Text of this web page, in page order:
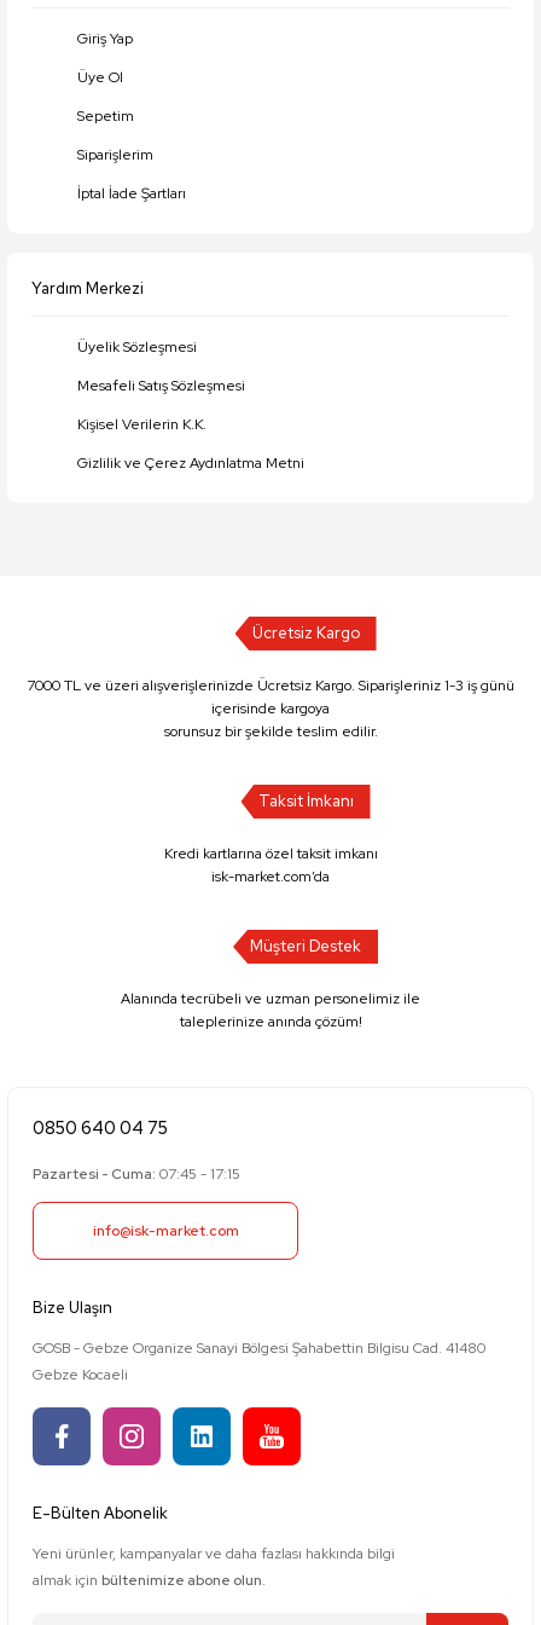
Giriş Yap
Üye Ol
Sepetim
Siparişlerim
İptal İade Şartları
Yardım Merkezi
Üyelik Sözleşmesi
Mesafeli Satış Sözleşmesi
Kişisel Verilerin K.K.
Gizlilik ve Çerez Aydınlatma Metni
Ücretsiz Kargo
7000 TL ve üzeri alışverişlerinizde Ücretsiz Kargo. Siparişleriniz 1-3 iş günü
içerisinde kargoya
sorunsuz bir şekilde teslim edilir.
Taksit İmkanı
Kredi kartlarına özel taksit imkanı
isk-market.com’da
Müşteri Destek
Alanında tecrübeli ve uzman personelimiz ile
taleplerinize anında çözüm!
0850 640 04 75
Pazartesi - Cuma: 07:45 - 17:15
info@isk-market.com
Bize Ulaşın
GOSB - Gebze Organize Sanayi Bölgesi Şahabettin Bilgisu Cad. 41480
Gebze Kocaeli
E-Bülten Abonelik
Yeni ürünler, kampanyalar ve daha fazlası hakkında bilgi
almak için bültenimize abone olun.